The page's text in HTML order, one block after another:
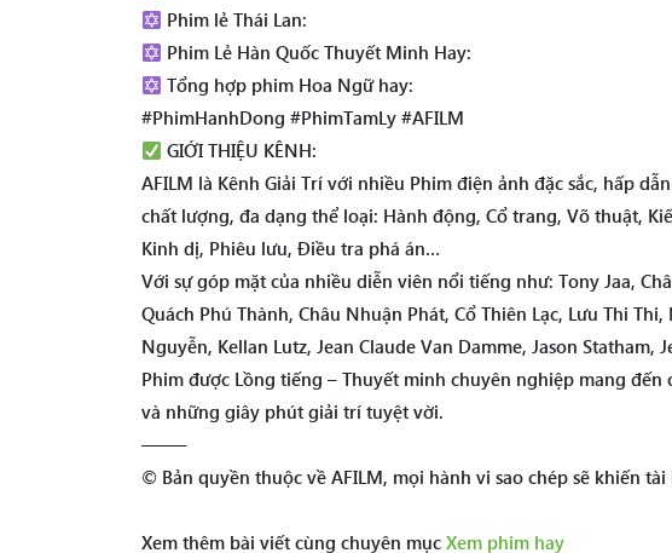
Phim lẻ Thái Lan:
Phim Lẻ Hàn Quốc Thuyết Minh Hay:
Tổng hợp phim Hoa Ngữ hay:
#PhimHanhDong #PhimTamLy #AFILM
GIỚI THIỆU KÊNH:
AFILM là Kênh Giải Trí với nhiều Phim điện ảnh đặc sắc, hấp
chất lượng, đa dạng thể loại: Hành động, Cổ trang, Võ thuật,
Kinh dị, Phiêu lưu, Điều tra phá án…
Với sự góp mặt của nhiều diễn viên nổi tiếng như: Tony Jaa,
Quách Phú Thành, Châu Nhuận Phát, Cổ Thiên Lạc, Lưu Thi
Nguyễn, Kellan Lutz, Jean Claude Van Damme, Jason Statham,
Phim được Lồng tiếng – Thuyết minh chuyên nghiệp mang
và những giây phút giải trí tuyệt vời.
——–
© Bản quyền thuộc về AFILM, mọi hành vi sao chép sẽ khiến
Xem thêm bài viết cùng chuyên mục Xem phim hay